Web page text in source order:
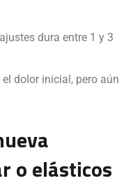
dura entre 1 y 3
dolor inicial, pero aún
o elásticos